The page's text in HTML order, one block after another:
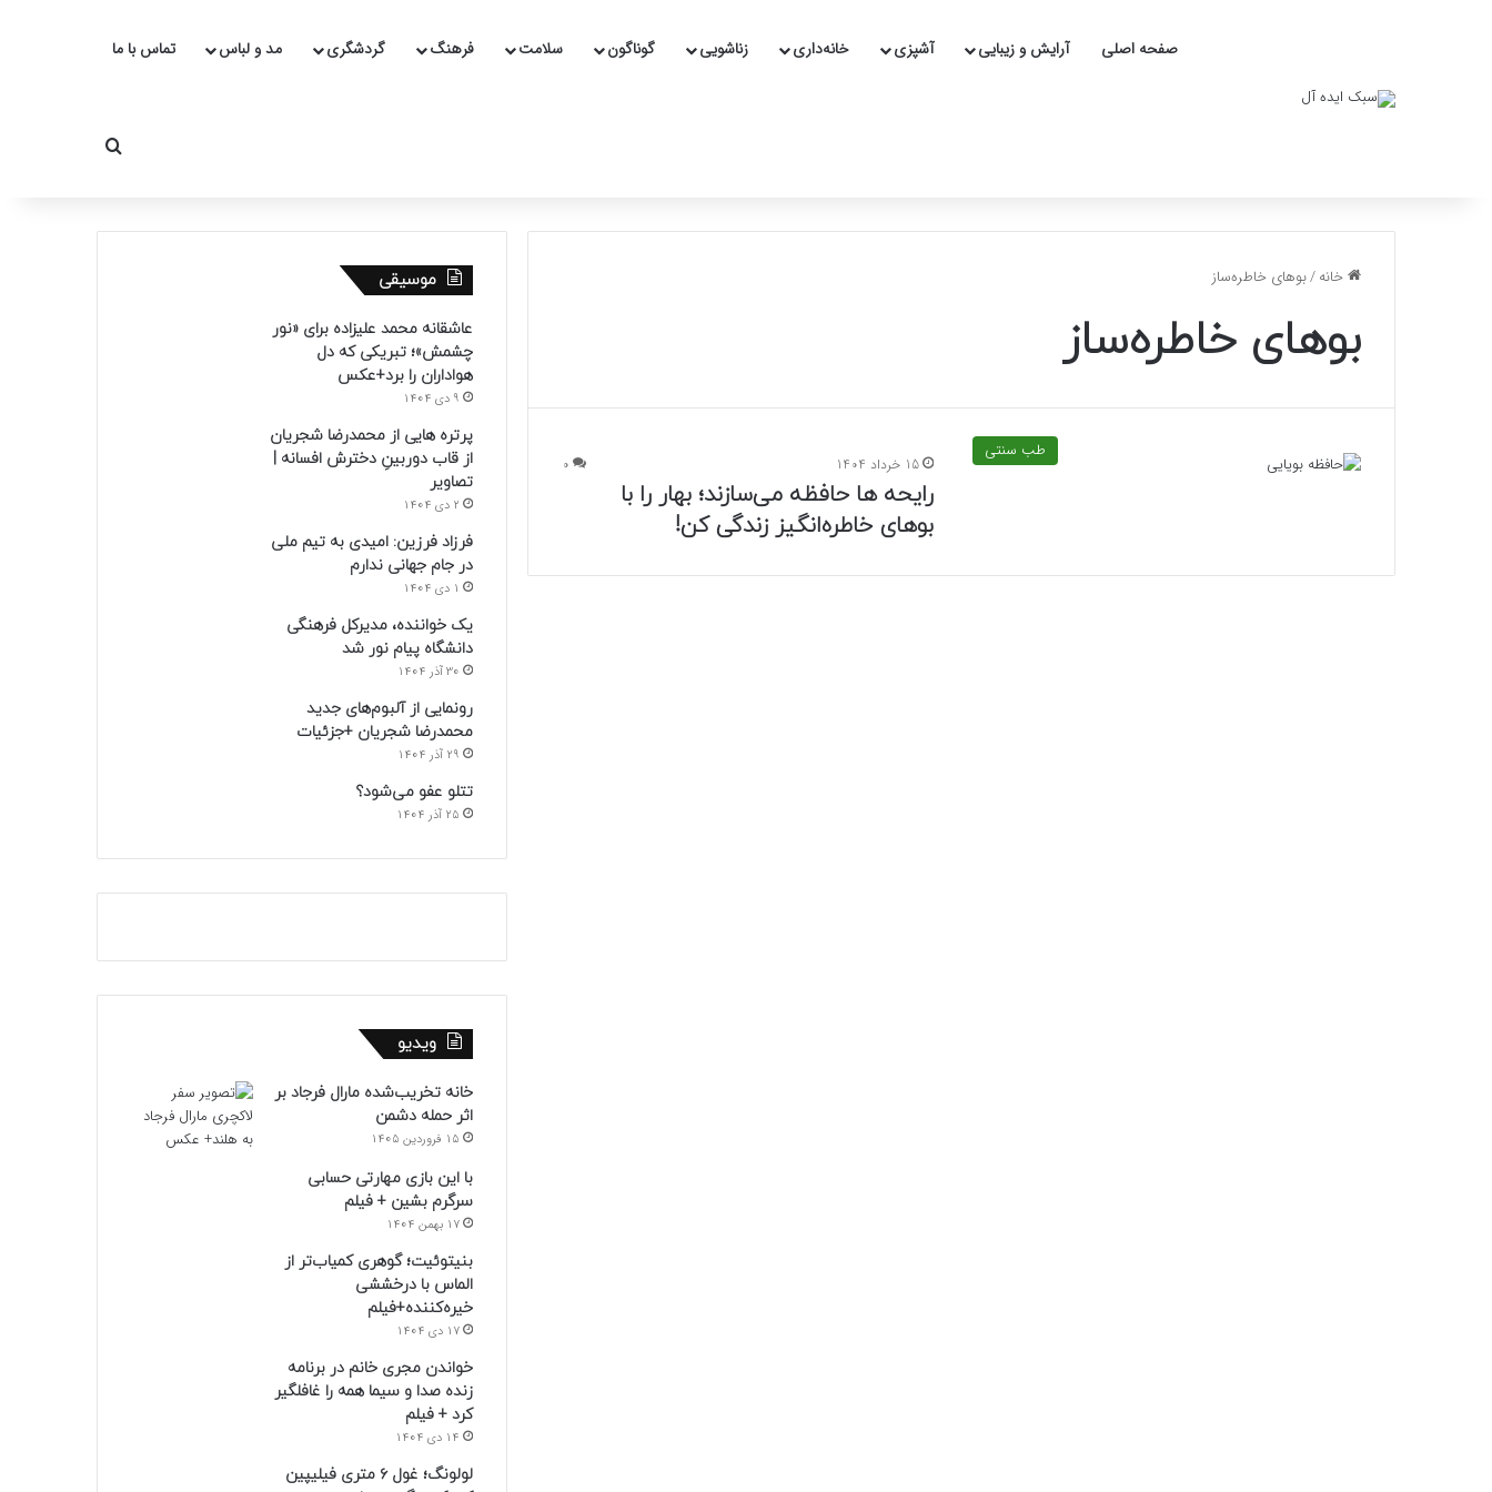
صفحه اصلی آرایش و زیبایی آشپزی خانه‌داری زناشویی گوناگون سلامت فرهنگ گردشگری مد و لباس تماس با ما
جستجو برای
خانه/بوهای خاطره‌ساز
بوهای خاطره‌ساز
طب سنتی
15 خرداد 1404 0
رایحه‌ ها حافظه می‌سازند؛ بهار را با
بوهای خاطره‌انگیز زندگی کن!
موسیقی
عاشقانه محمد علیزاده برای «نور
چشمش»؛ تبریکی که دل
هواداران را برد+عکس
9 دی 1404
پرتره هایی از محمدرضا شجریان
از قاب دوربینِ دخترش افسانه |
تصاویر
2 دی 1404
فرزاد فرزین: امیدی به تیم ملی
در جام جهانی ندارم
1 دی 1404
یک خواننده، مدیرکل فرهنگی
دانشگاه پیام نور شد
30 آذر 1404
رونمایی از آلبوم‌های جدید
محمدرضا شجریان +جزئیات
29 آذر 1404
تتلو عفو می‌شود؟
25 آذر 1404
ویدیو
خانه تخریب‌شده مارال فرجاد بر
اثر حمله دشمن
15 فروردین 1405
با این بازی مهارتی حسابی
سرگرم بشین + فیلم
17 بهمن 1404
بنیتوئیت؛ گوهری کمیاب‌تر از
الماس با درخششی
خیره‌کننده+فیلم
17 دی 1404
خواندن مجری خانم در برنامه
زنده صدا و سیما همه را غافلگیر
کرد + فیلم
14 دی 1404
لولونگ؛ غول ۶ متری فیلیپین